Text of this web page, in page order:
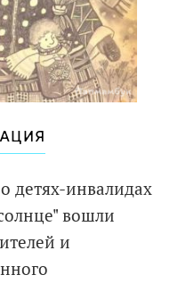
детях-инвалидах
вошли
и